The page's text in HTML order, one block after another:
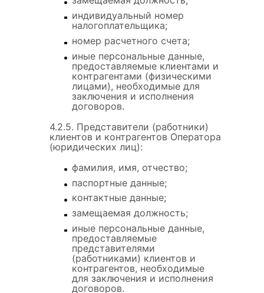
индивидуальный номер
налогоплательщика;
номер расчетного счета;
иные персональные данные,
предоставляемые клиентами и
контрагентами (физическими
лицами), необходимые для
заключения и исполнения
договоров.
4.2.5. Представители (работники)
клиентов и контрагентов Оператора
(юридических лиц):
фамилия, имя, отчество;
паспортные данные;
контактные данные;
замещаемая должность;
иные персональные данные,
предоставляемые
представителями
(работниками) клиентов и
контрагентов, необходимые
для заключения и исполнения
договоров.